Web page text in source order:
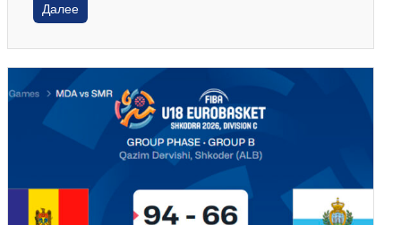
Далее